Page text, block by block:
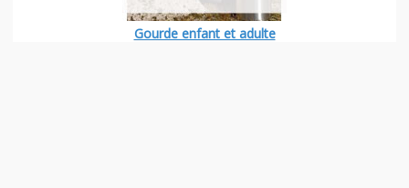
Gourde enfant et adulte